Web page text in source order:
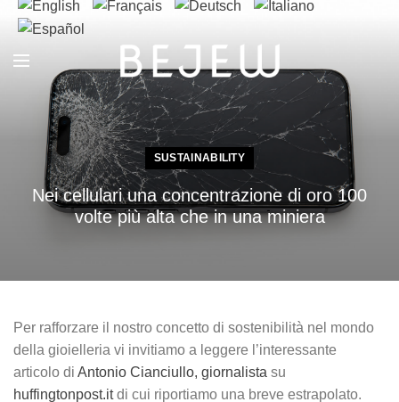
SUSTAINABILITY
Nei cellulari una concentrazione di oro 100
volte più alta che in una miniera
Per rafforzare il nostro concetto di sostenibilità nel mondo
della gioielleria vi invitiamo a leggere l’interessante
articolo di Antonio Cianciullo, giornalista su
huffingtonpost.itdi cui riportiamo una breve estrapolato.